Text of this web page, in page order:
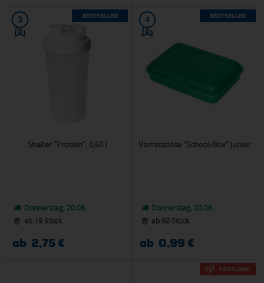
3
Shaker "Protein", 0,60 l
Donnerstag, 20.08.
ab 19 Stück
ab 2,75 €
4
Vorratsdose "School-Box" Junior
Donnerstag, 20.08.
ab 60 Stück
ab 0,99 €